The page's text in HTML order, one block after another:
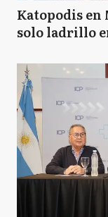
Katopodis en
solo ladrillo